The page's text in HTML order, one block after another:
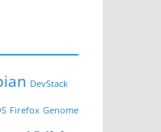
DevStack
Firefox Genome